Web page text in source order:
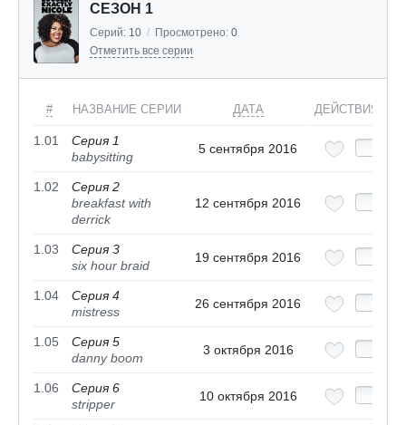
СЕЗОН 1
Серий: 10 / Просмотрено: 0
Отметить все серии
# НАЗВАНИЕ СЕРИИ ДАТА ДЕЙСТВИЯ
1.01
Серия 1
babysitting
5 сентября 2016
1.02
Серия 2
breakfast with
derrick
12 сентября 2016
1.03
Серия 3
six hour braid
19 сентября 2016
1.04
Серия 4
mistress
26 сентября 2016
1.05
Серия 5
danny boom
3 октября 2016
1.06
Серия 6
stripper
10 октября 2016